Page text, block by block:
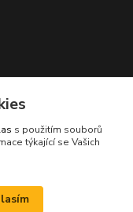
s použitím souborů
týkající se Vašich